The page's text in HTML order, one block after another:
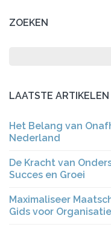
ZOEKEN
LAATSTE ARTIKELEN
Het Belang van
Nederland
De Kracht van
Succes en Groei
Maximaliseer
Gids voor